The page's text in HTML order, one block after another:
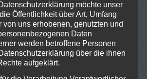
neu denken“
Lehre
Corona-Krise
möchte unser
Öffentlichkeit über Art, Umfang
von uns erhobenen, genutzten und
Daten
werden betroffene Personen
über die ihnen
aufgeklärt.